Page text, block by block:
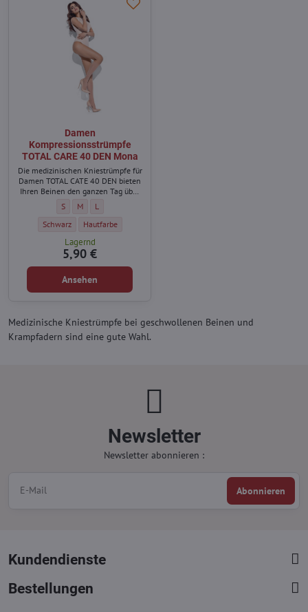
Damen
Kompressionsstrümpfe
TOTAL CARE 40 DEN Mona
Die medizinischen Kniestrümpfe für
Damen TOTAL CATE 40 DEN bieten
Ihren Beinen den ganzen Tag über
Damen Kompressionsstrümpfe TOTAL CARE 40 DEN Mona - Größe:
S Damen Kompressionsstrümpfe TOTAL CARE 40 DEN Mona - Größe:
M Damen Kompressionsstrümpfe TOTAL CARE 40 DEN Mona -
L
Damen Kompressionsstrümpfe TOTAL CARE 40 DEN Mona - Farbe:
Schwarz Damen Kompressionsstrümpfe TOTAL CARE 40 DEN Mona -
Hautfarbe
Lagernd
5,90 €
Ansehen
Medizinische Kniestrümpfe bei geschwollenen Beinen und
Krampfadern sind eine gute Wahl.
Newsletter
Newsletter abonnieren :
Abonnieren
Kundendienste
Bestellungen